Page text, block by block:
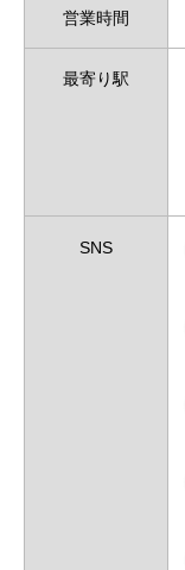
営業時間
最寄り駅
SNS